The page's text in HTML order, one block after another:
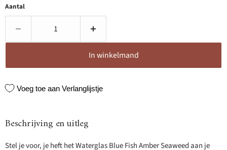
Aantal
In winkelmand
Voeg toe aan Verlanglijstje
Beschrijving en uitleg
Stel je voor, je heft het Waterglas Blue Fish Amber Seaweed aan je